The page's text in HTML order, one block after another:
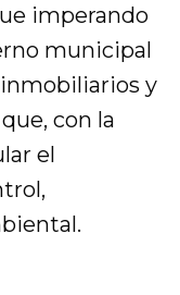
imperando
municipal
y
con la
el